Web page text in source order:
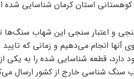
کوهستانی استان کرمان شناسایی
اعتبار سنجی این شهاب سنگ‌ها
قطعه شناسایی شده را به یکی از
سنگ شناسی خارج از کشور ارسال